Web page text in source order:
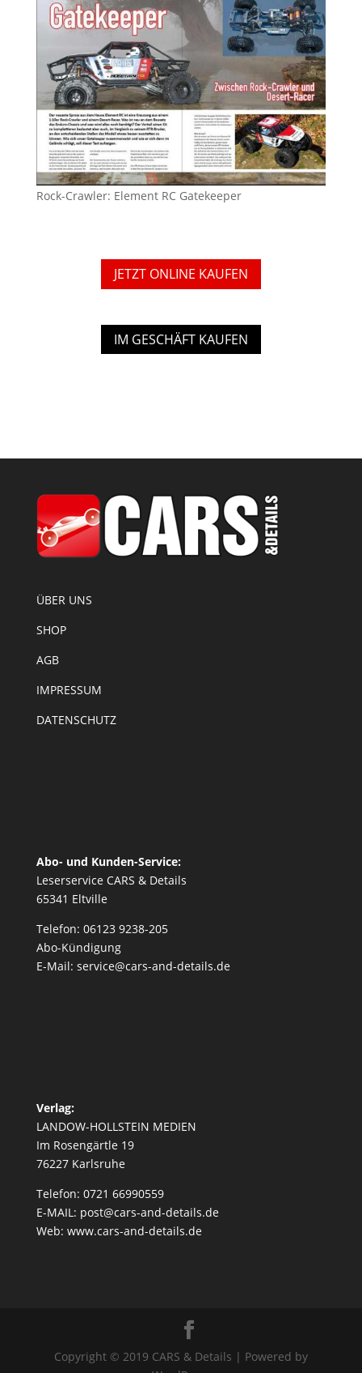
Rock-Crawler: Element RC Gatekeeper
JETZT ONLINE KAUFEN
IM GESCHÄFT KAUFEN
ÜBER UNS
SHOP
AGB
IMPRESSUM
DATENSCHUTZ
Abo- und Kunden-Service:
Leserservice CARS & Details
65341 Eltville
Telefon: 06123 9238-205
Abo-Kündigung
E-Mail: service@cars-and-details.de
Verlag:
LANDOW-HOLLSTEIN MEDIEN
Im Rosengärtle 19
76227 Karlsruhe
Telefon: 0721 66990559
E-MAIL: post@cars-and-details.de
Web: www.cars-and-details.de
Copyright © 2019 CARS & Details | Powered by